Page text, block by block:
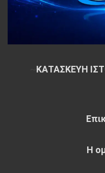
ΚΑΤΑΣΚΕΥΗ
Η